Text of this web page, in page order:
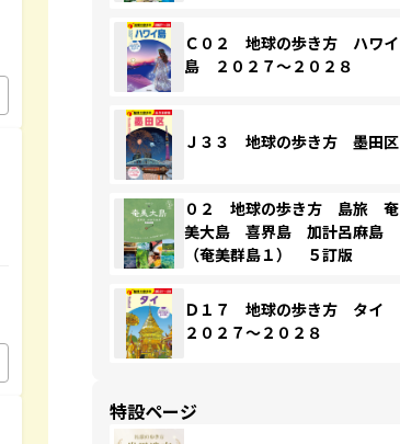
Ｃ０２ 地球の歩き方 ハワイ
島 ２０２７～２０２８
Ｊ３３ 地球の歩き方 墨田区
０２ 地球の歩き方 島旅 奄
美大島 喜界島 加計呂麻島
（奄美群島１） ５訂版
Ｄ１７ 地球の歩き方 タイ
２０２７～２０２８
特設ページ